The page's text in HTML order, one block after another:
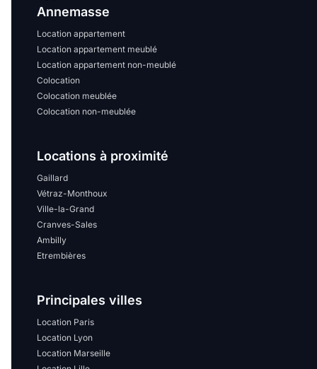
Annemasse
Location appartement
Location appartement meublé
Location appartement non-meublé
Colocation
Colocation meublée
Colocation non-meublée
Locations à proximité
Gaillard
Vétraz-Monthoux
Ville-la-Grand
Cranves-Sales
Ambilly
Etrembières
Principales villes
Location Paris
Location Lyon
Location Marseille